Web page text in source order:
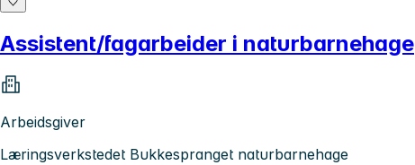
Assistent/fagarbeider i naturbarnehage
Arbeidsgiver
Læringsverkstedet Bukkespranget naturbarnehage